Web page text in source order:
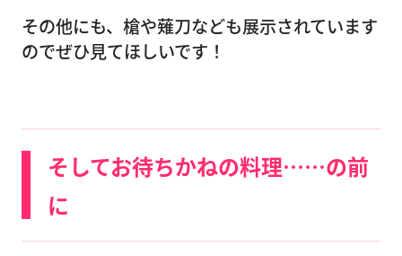
その他にも、槍や薙刀なども展示されています
のでぜひ見てほしいです！
そしてお待ちかねの料理……の前
に